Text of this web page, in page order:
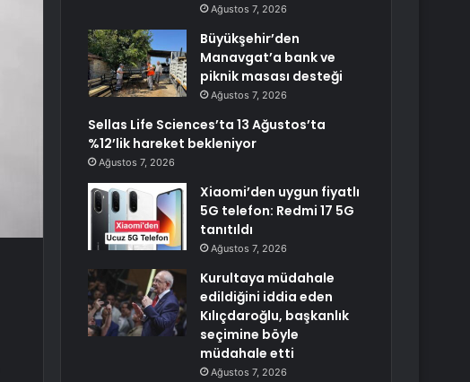
Ağustos 7, 2026
Büyükşehir’den
Manavgat’a bank ve
piknik masası desteği
Ağustos 7, 2026
Sellas Life Sciences’ta 13 Ağustos’ta
%12’lik hareket bekleniyor
Ağustos 7, 2026
Xiaomi’den uygun fiyatlı
5G telefon: Redmi 17 5G
tanıtıldı
Ağustos 7, 2026
Kurultaya müdahale
edildiğini iddia eden
Kılıçdaroğlu, başkanlık
seçimine böyle
müdahale etti
Ağustos 7, 2026